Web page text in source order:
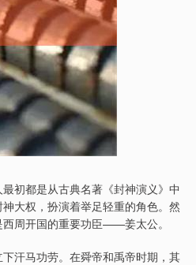
初都是从古典名著《封神演义》中
大权，扮演着举足轻重的角色。然
周开国的重要功臣——姜太公。
汗马功劳。在舜帝和禹帝时期，其
1122.88 3.42